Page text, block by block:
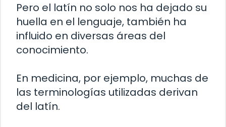
Pero el latín no solo nos ha dejado su
huella en el lenguaje, también ha
influido en diversas áreas del
conocimiento.
En medicina, por ejemplo, muchas de
las terminologías utilizadas derivan
del latín.